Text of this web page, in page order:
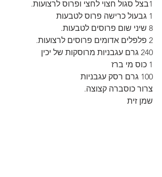
1בצל סגול חצוי לחצי ופרוס לרצועות.
1 גבעול כרישה פרוס לטבעות
8 שיני שום פרוסים לטבעות.
2 פלפלים אדומים פרוסים לרצועות.
240 גרם עגבניות מרוסקות של יכין
1 כוס מי ברז
100 גרם רסק עגבניות
צרור כוסברה קצוצה.
שמן זית